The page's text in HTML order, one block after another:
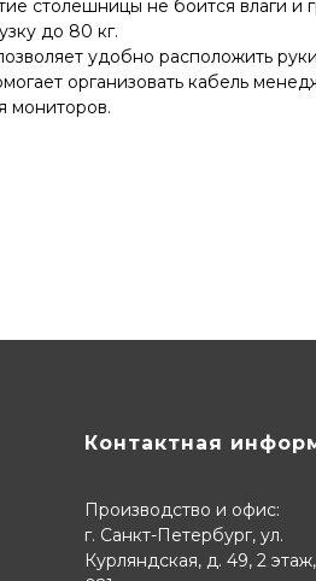
столешницы не боится влаги и
до 80 кг.
удобно расположить
организовать кабель
мониторов.
Контактная
Производство и офис:
г. Санкт-Петербург, ул.
Курляндская, д. 49, 2